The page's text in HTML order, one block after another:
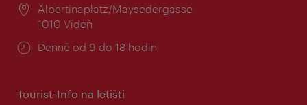
Místo:
Albertinaplatz/Maysedergasse
1010 Vídeň
Provozní
Denně od 9 do 18 hodin
Tourist-Info na letišti